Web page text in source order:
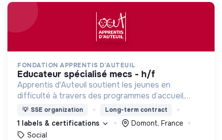
FONDATION APPRENTIS D'AUTEUIL
educateur spécialisé mecs - h/f
Apprentis d'Auteuil soutient les jeunes en
difficulté à travers des programmes d’accueil,
d’éducation, de formation et d’insertion pour leur
permettre de devenir des hommes et des femmes
debout.
💡 SSE organization Long-term contract
1 labels & certifications
Domont, France
Social